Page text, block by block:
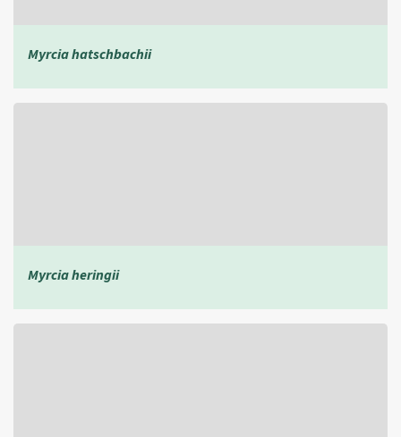
Myrcia hatschbachii
Myrcia heringii